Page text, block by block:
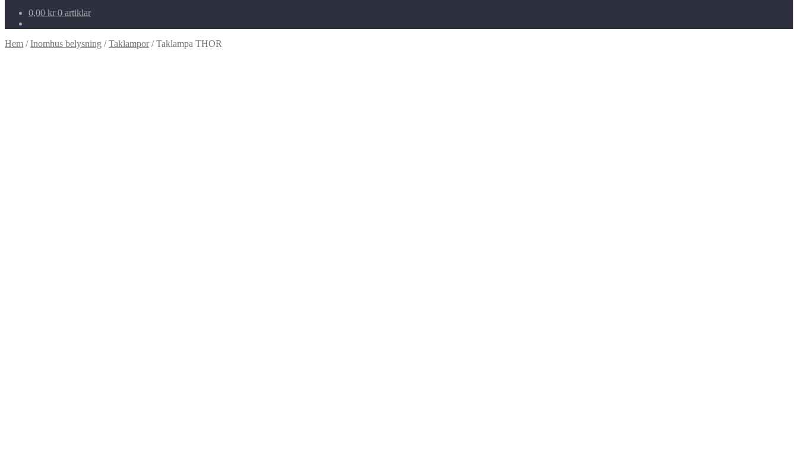
0,00 kr 0 artiklar
Hem /Inomhus belysning /Taklampor/Taklampa THOR